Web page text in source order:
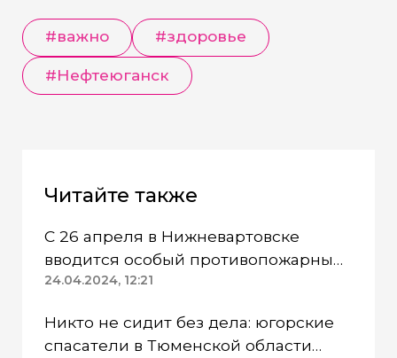
#важно #здоровье
#Нефтеюганск
Читайте также
С 26 апреля в Нижневартовске
вводится особый противопожарный
режим
24.04.2024, 12:21
Никто не сидит без дела: югорские
спасатели в Тюменской области